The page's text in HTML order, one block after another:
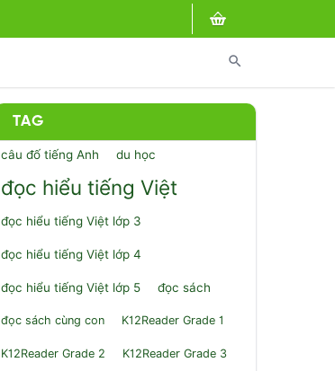
search
TAG
câu đố tiếng Anh du học
đọc hiểu tiếng Việt
đọc hiểu tiếng Việt lớp 3
đọc hiểu tiếng Việt lớp 4
đọc hiểu tiếng Việt lớp 5 đọc sách
đọc sách cùng con K12Reader Grade 1
K12Reader Grade 2 K12Reader Grade 3